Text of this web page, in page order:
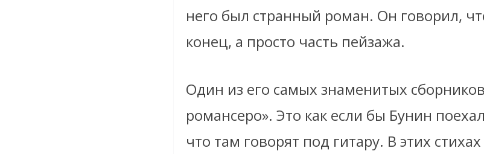
него был странный роман. Он говорил,
конец, а просто часть пейзажа.
Один из его самых знаменитых
романсеро». Это как если бы Бунин
что там говорят под гитару. В этих